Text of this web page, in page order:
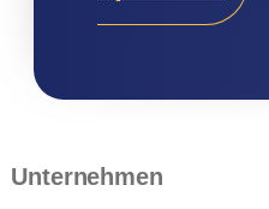
Unternehmen